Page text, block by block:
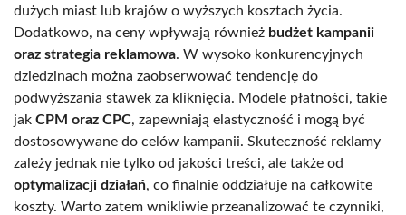
dużych miast lub krajów o wyższych kosztach życia.
Dodatkowo, na ceny wpływają również budżet kampanii
oraz strategia reklamowa. W wysoko konkurencyjnych
dziedzinach można zaobserwować tendencję do
podwyższania stawek za kliknięcia. Modele płatności, takie
jak CPM oraz CPC, zapewniają elastyczność i mogą być
dostosowywane do celów kampanii. Skuteczność reklamy
zależy jednak nie tylko od jakości treści, ale także od
optymalizacji działań, co finalnie oddziałuje na całkowite
koszty. Warto zatem wnikliwie przeanalizować te czynniki,